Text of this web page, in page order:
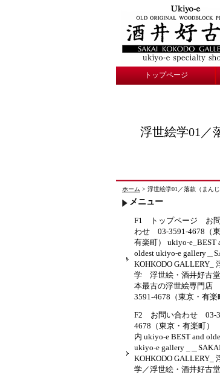
トップページ
浮世絵学01
ホーム > 浮世絵学01／落款（まん
メニュー
F1 トップページ お
わせ 03-3591-4678（東
有楽町） ukiyo-e_BEST
oldest ukiyo-e gallery＿
KOHKODO GALLERY_
学 浮世絵・酒井好古
本最古の浮世絵専門店
3591-4678（東京・有楽
F2 お問い合わせ 03-
4678（東京・有楽町
内 ukiyo-e BEST and
ukiyo-e gallery _＿
KOHKODO GALLERY_
学／浮世絵・酒井好古